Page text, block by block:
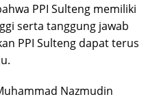
PPI Sulteng memiliki
serta tanggung jawab
PPI Sulteng dapat terus
Nazmudin